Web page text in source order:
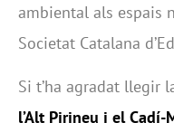
ambiental als espais
Societat Catalana
Si t’ha agradat llegir
l’Alt Pirineu i el Cadí-